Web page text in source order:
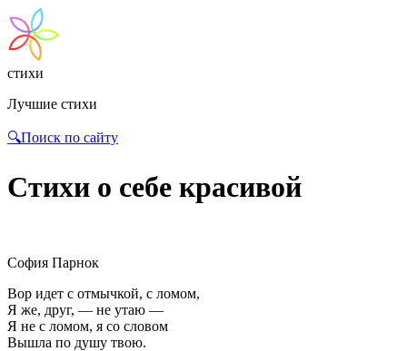
стихи
Лучшие стихи
🔍Поиск по сайту
Стихи о себе красивой
София Парнок
Вор идет с отмычкой, с ломом,
Я же, друг, — не утаю —
Я не с ломом, я со словом
Вышла по душу твою.